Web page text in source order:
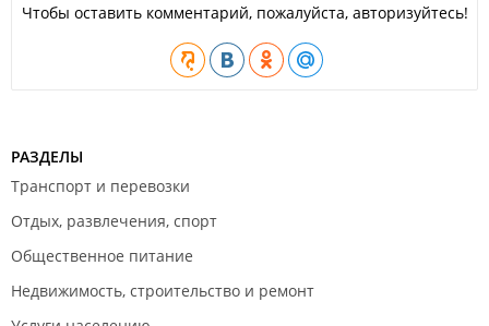
Чтобы оставить комментарий, пожалуйста, авторизуйтесь!
РАЗДЕЛЫ
Транспорт и перевозки
Отдых, развлечения, спорт
Общественное питание
Недвижимость, строительство и ремонт